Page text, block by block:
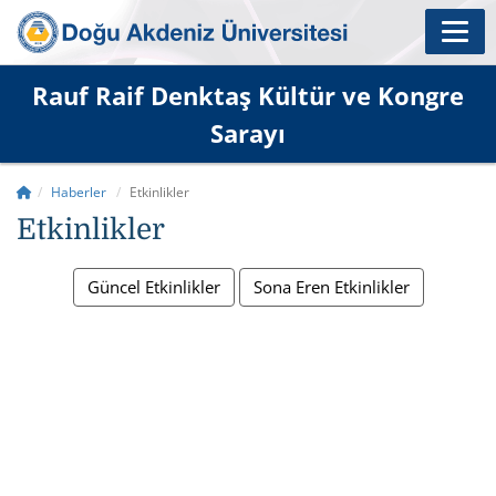
Rauf Raif Denktaş Kültür ve Kongre
Sarayı
Haberler Etkinlikler
Etkinlikler
Güncel Etkinlikler Sona Eren Etkinlikler